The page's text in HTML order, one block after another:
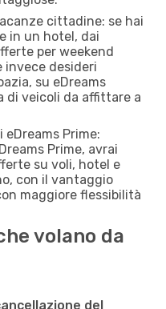
cittadine: se hai
in un hotel, dai
per weekend
invece desideri
su eDreams
di veicoli da affittare a
Prime:
Prime, avrai
su voli, hotel e
con il vantaggio
maggiore flessibilità
volano da
del